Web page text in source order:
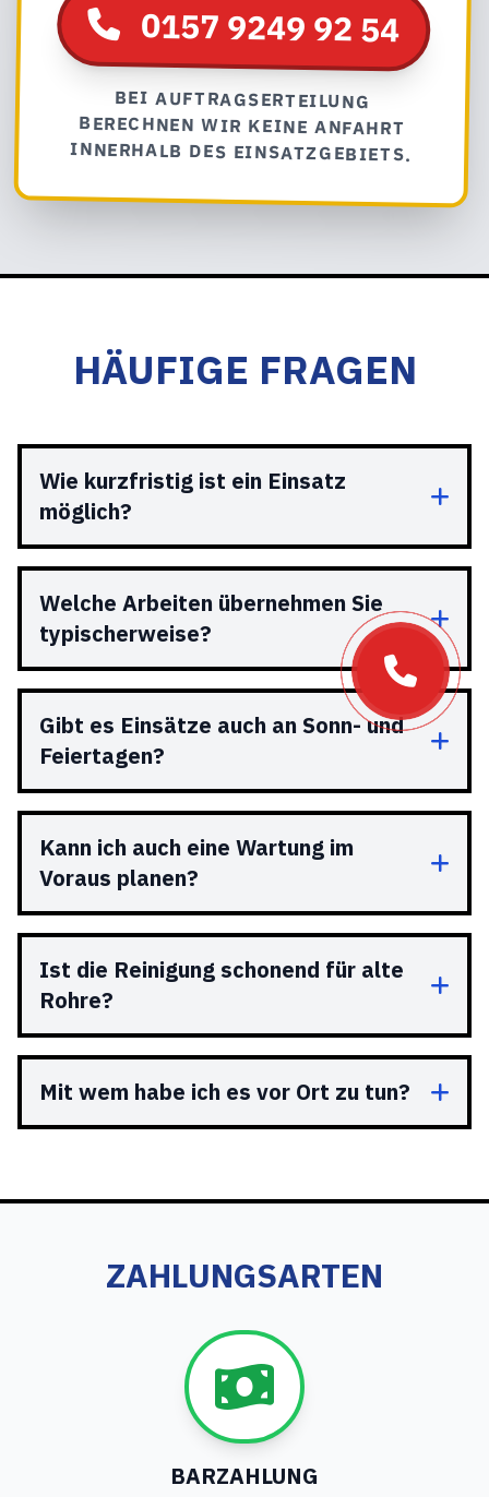
0157 9249 92 54
BEI AUFTRAGSERTEILUNG
BERECHNEN WIR KEINE ANFAHRT
INNERHALB DES EINSATZGEBIETS.
HÄUFIGE FRAGEN
Wie kurzfristig ist ein Einsatz
möglich?
Welche Arbeiten übernehmen Sie
typischerweise?
Gibt es Einsätze auch an Sonn- und
Feiertagen?
Kann ich auch eine Wartung im
Voraus planen?
Ist die Reinigung schonend für alte
Rohre?
Mit wem habe ich es vor Ort zu tun?
ZAHLUNGSARTEN
BARZAHLUNG